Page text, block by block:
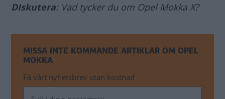
DIskutera: Vad tycker du om Opel Mokka X?
MISSA INTE KOMMANDE ARTIKLAR OM OPEL
MOKKA
Få vårt nyhetsbrev utan kostnad